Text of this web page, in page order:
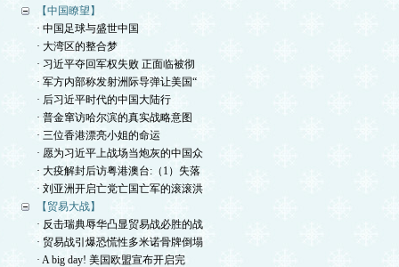
【中国瞭望】
· 中国足球与盛世中国
· 大湾区的整合梦
· 习近平夺回军权失败 正面临被彻
· 军方内部称发射洲际导弹让美国“
· 后习近平时代的中国大陆行
· 普金窜访哈尔滨的真实战略意图
· 三位香港漂亮小姐的命运
· 愿为习近平上战场当炮灰的中国众
· 大疫解封后访粤港澳台:（1）失落
· 刘亚洲开启亡党亡国亡军的滚滚洪
【贸易大战】
· 反击瑞典辱华凸显贸易战必胜的战
· 贸易战引爆恐慌性多米诺骨牌倒塌
· A big day! 美国欧盟宣布开启完